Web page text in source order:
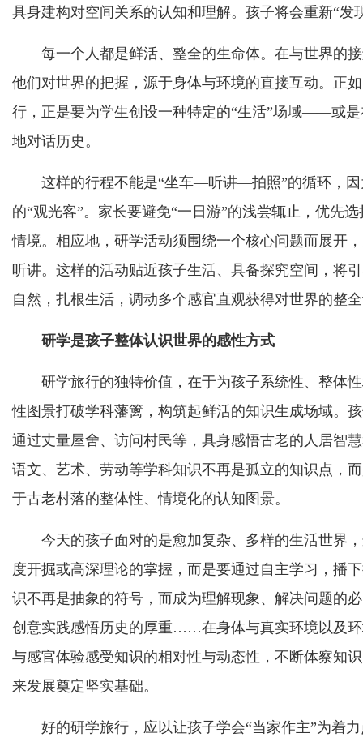
具身建构对空间关系的认知和理解。孩子将会重新“
每一个人都是鲜活、整全的生命体。在与世界的接
他们对世界的把握，源于身体与环境的直接互动。正
行，正是要为学生创设一种特定的“生活”场域——或
地对话历史。
这样的行程不能是“坐车—听讲—拍照”的循环，因
的“观光客”。家长要避免“一日游”的浅尝辄止，优先
情境。相应地，研学活动须围绕一个核心问题而展开
听讲。这样的活动贴近孩子生活、具备探究空间，将
自然，扎根生活，调动多个感官直观获得对世界的整
研学是孩子整体认识世界的感性方式
研学旅行的独特价值，在于为孩子系统性、整体性
性图景打破学科藩篱，构筑起鲜活的知识生成场域。
通过丈量屋舍、访问村民等，具身感悟古老的人居
语文、艺术、劳动等学科知识不再是孤立的知识点，
于古老村落的整体性、情境化的认知图景。
今天的孩子面对的是愈加复杂、多样的生活世界，
度开掘或高深理论的掌握，而是要通过自主学习，播
识不再是抽象的符号，而成为理解现象、解决问题的
创意实践感悟历史的厚重……在身体与真实环境以及
与感官体验感受知识的相对性与动态性，不断体察知
来发展奠定坚实基础。
好的研学旅行，应以让孩子学会“当家作主”为着力